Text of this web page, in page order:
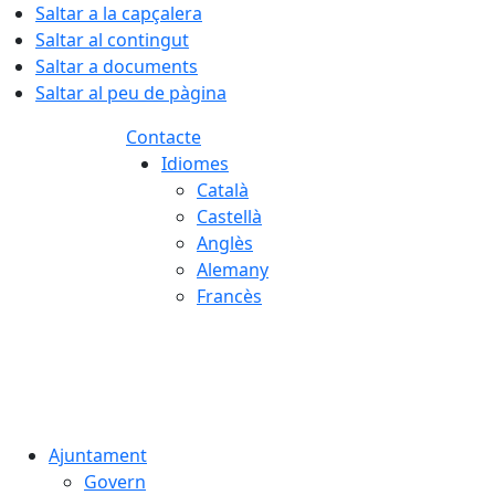
Saltar a la capçalera
Saltar al contingut
Saltar a documents
Saltar al peu de pàgina
Contacte
Idiomes
Català
Castellà
Anglès
Alemany
Francès
Ajuntament
Govern